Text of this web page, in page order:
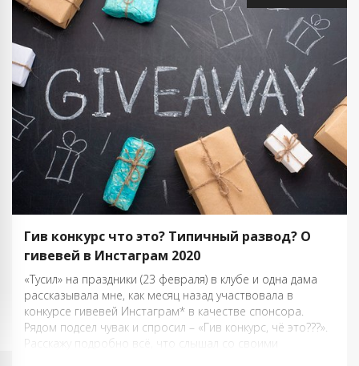
Гив конкурс что это? Типичный развод? О
гивевей в Инстаграм 2020
«Тусил» на праздники (23 февраля) в клубе и одна дама
рассказывала мне, как месяц назад участвовала в
конкурсе гивевей Инстаграм* в качестве спонсора.
Рядом подсел чувак и спросил – «Гив конкурс, чё это???».
Расскажу подробно всё, что слышал со своими